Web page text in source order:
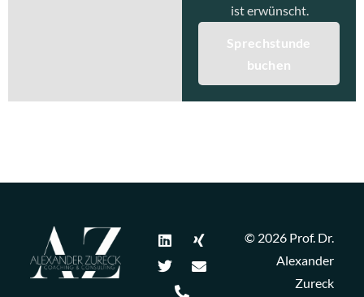
ist erwünscht.
Sprechstunde
buchen
© 2026 Prof. Dr.
Alexander
Zureck